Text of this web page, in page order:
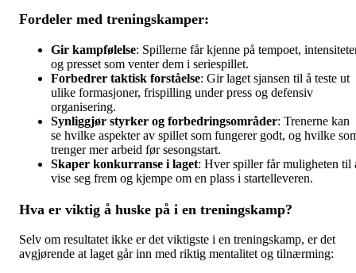
Fordeler med treningskamper:
Gir kampfølelse: Spillerne får kjenne på tempoet,
og presset som venter dem i seriespillet.
Forbedrer taktisk forståelse: Gir laget sjansen til å teste ut
ulike formasjoner, frispilling under press og defensiv
organisering.
Synliggjør styrker og forbedringsområder: Trenerne kan
se hvilke aspekter av spillet som fungerer godt, og hvilke
trenger mer arbeid før sesongstart.
Skaper konkurranse i laget: Hver spiller får muligheten til
vise seg frem og kjempe om en plass i startelleveren.
Hva er viktig å huske på i en treningskamp?
Selv om resultatet ikke er det viktigste i en treningskamp, er det
avgjørende at laget går inn med riktig mentalitet og tilnærming: